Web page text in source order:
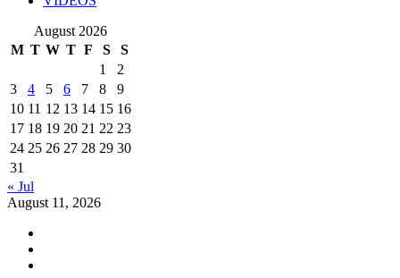
August 2026
M T W T F S
S
1
2
3
4 5 6 7 8
9
10 11 12 13 14 15 16
17 18 19 20 21 22 23
24 25 26 27 28 29 30
31
« Jul
August 11, 2026